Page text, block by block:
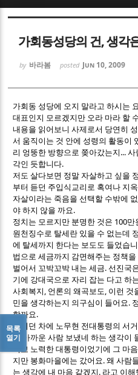
가회동성당의 건, 생각
by 바라봄 posted Jun 10, 2009
가회동 성당에 오지 말라고 하시는
대표인지 모르겠지만 오라 마라 할
내용을 읽어보니 사제로서 당연히
서 움직이는 것 안에 성령의 활동이
리 엉뚱한 방향으로 쫒아갔는지...
각인 듯합니다.
저도 살다보면 정말 자살하고 싶을
부터 듣던 주입식교리로 혹여나 지
자살이라는 죽음을 선택할 수밖에
야 하지 않을 까요.
정치는 모르지만 분명한 것은 100
원천징수로 탈세란 있을 수 없는데
에 탈세까지 한다는 보도도 들었습
법으로 세금까지 감면해주는 정책
벌어서 꼬박꼬박 내는 세금. 선진국
기에 강대국으로 자리 잡는 다고 하
사회복지, 언론의 왜곡보도, 이런 것
민을 생각하는지 의구심이 들어요.
할까요.
그러던 차에 노무현 전대통령의 서
히 아까운 사람 보냈네 하는 생각이
려고 노력한 대통령이었기에 그 마
지만 봉화마을에는 갔어요. 왜 사람
는 생각에 내 마음 같겠지. 라고 이
목록
열기
Sketchbook5,
Sketchbook5,
Sketchbook5,
Sketchbook5,